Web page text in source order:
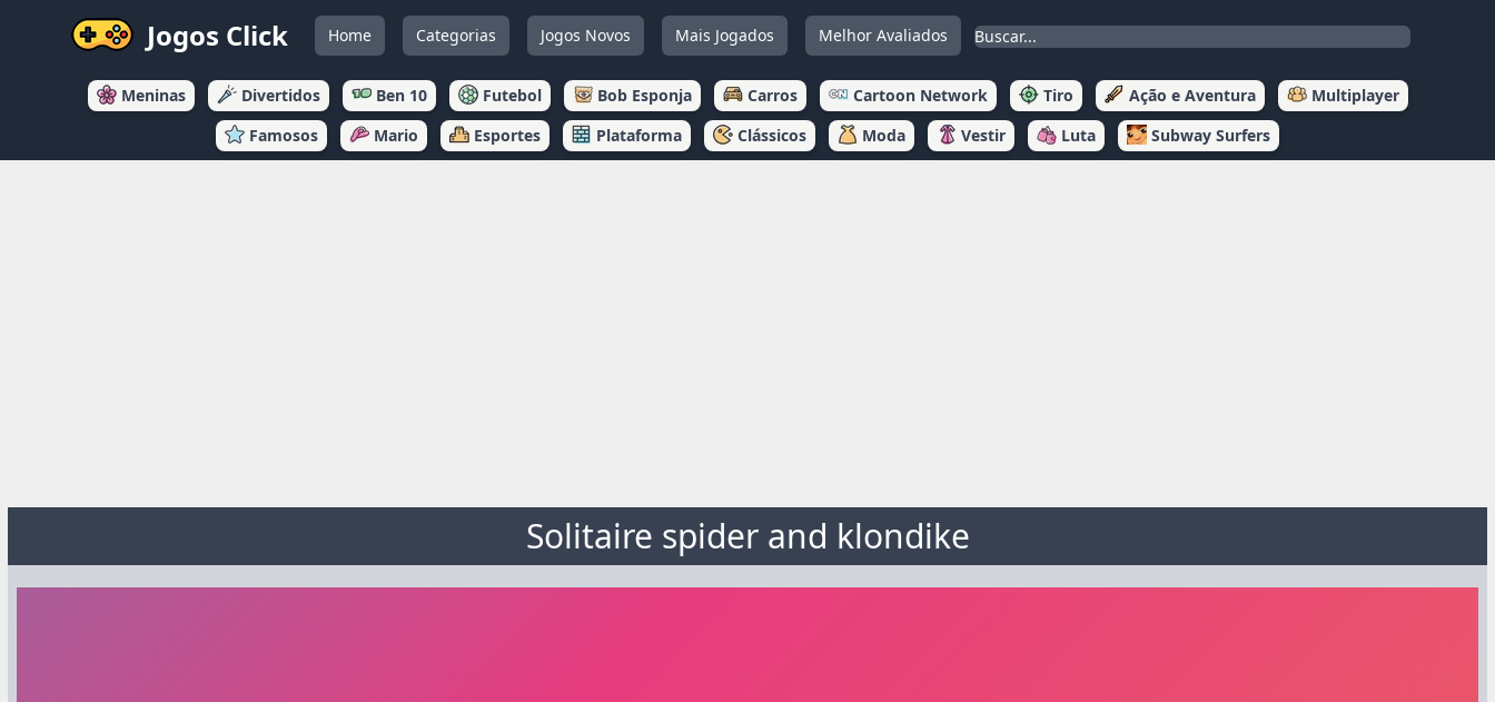
Jogos Click Home Categorias Jogos Novos Mais Jogados Melhor Avaliados
Meninas Divertidos Ben 10 Futebol Bob Esponja Carros Cartoon Network Tiro Ação e Aventura
Multiplayer
Famosos
Mario Esportes Plataforma Clássicos Moda Vestir Luta Subway Surfers
Solitaire spider and klondike